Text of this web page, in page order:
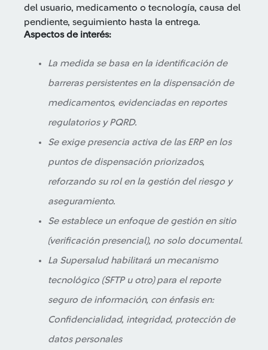
del usuario, medicamento o tecnología, causa del
pendiente, seguimiento hasta la entrega.
Aspectos de interés:
La medida se basa en la identificación de
barreras persistentes en la dispensación de
medicamentos, evidenciadas en reportes
regulatorios y PQRD.
Se exige presencia activa de las ERP en los
puntos de dispensación priorizados,
reforzando su rol en la gestión del riesgo y
aseguramiento.
Se establece un enfoque de gestión en sitio
(verificación presencial), no solo documental.
La Supersalud habilitará un mecanismo
tecnológico (SFTP u otro) para el reporte
seguro de información, con énfasis en:
Confidencialidad, integridad, protección de
datos personales